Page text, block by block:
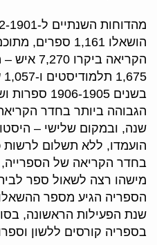
בשנים 1906-
הגבוהה ביותר בחדר
שנה, ובמקום שלישי –
הועמדו, ללא תשלום לרשות
בחדר הקריאה של הספרייה,
מישהו רצה לשאול ספר
בספריה קורסים ללשון